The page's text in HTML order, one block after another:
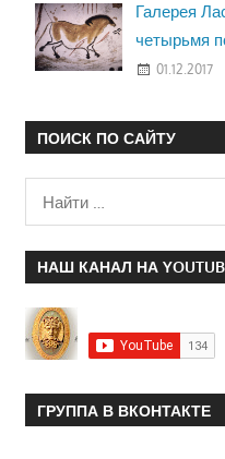
Галерея
четырьмя
01.12.2017
ПОИСК ПО САЙТУ
НАШ КАНАЛ НА
ГРУППА В ВКОНТАКТЕ